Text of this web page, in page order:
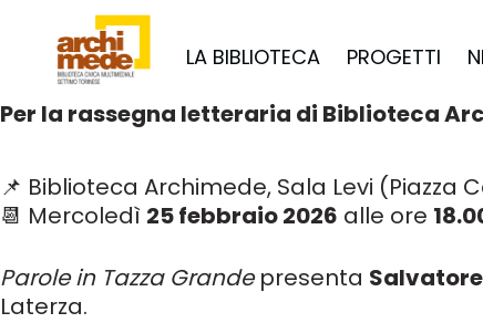
LA BIBLIOTECA PROGETTI
Per la rassegna letteraria di Biblioteca
📌 Biblioteca Archimede, Sala Levi (Piazza
📆 Mercoledì 25 febbraio 2026 alle ore
Parole in Tazza Grandepresenta Salvatore
Laterza.